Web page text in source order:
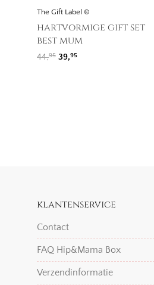
The Gift Label ©
hartvormige gift set
best mum
44,95 Oorspronkelijke prijs
39,95Huidige prijs is:
klantenservice
Contact
FAQ Hip&Mama Box
Verzendinformatie